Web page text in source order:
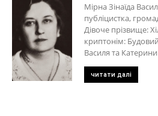
Мірна Зінаїда
публіцистка,
Дівоче прізвище:
криптонім:
Василя та
читати далі